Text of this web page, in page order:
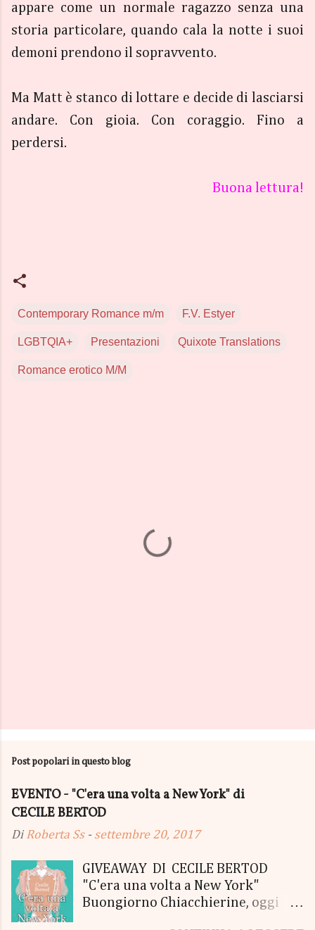
appare come un normale ragazzo senza una
storia particolare, quando cala la notte i suoi
demoni prendono il sopravvento.
Ma Matt è stanco di lottare e decide di lasciarsi
andare. Con gioia. Con coraggio. Fino a
perdersi.
Buona lettura!
Contemporary Romance m/m F.V. Estyer
LGBTQIA+ Presentazioni Quixote Translations
Romance erotico M/M
Post popolari in questo blog
EVENTO - "C'era una volta a New York" di
CECILE BERTOD
DiRoberta Ss - settembre 20, 2017
GIVEAWAY DI CECILE BERTOD
"C'era una volta a New York"
Buongiorno Chiacchierine, oggi